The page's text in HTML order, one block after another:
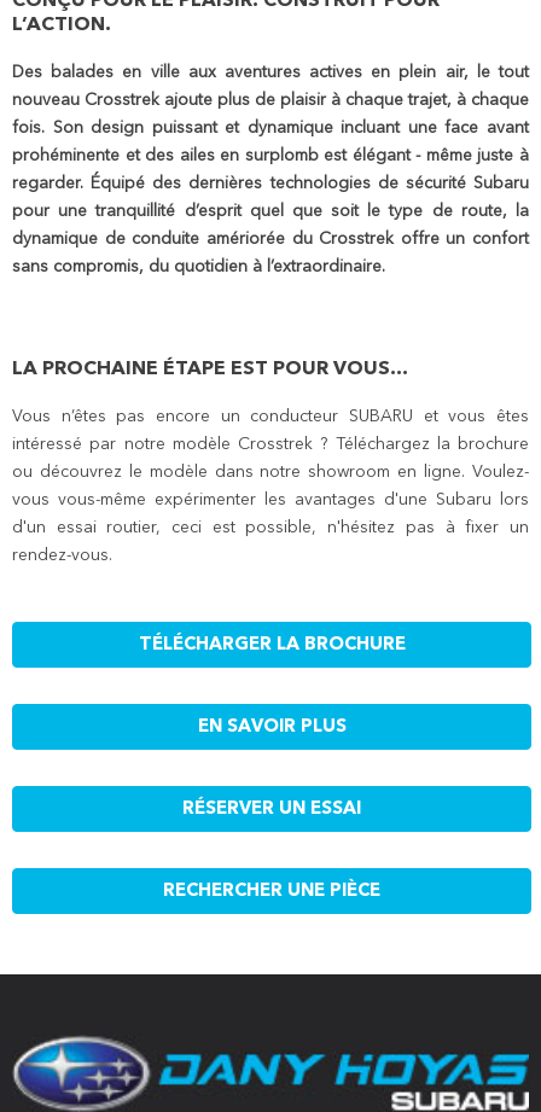
L’ACTION.
Des balades en ville aux aventures actives en plein air, le tout
nouveau Crosstrek ajoute plus de plaisir à chaque trajet, à chaque
fois. Son design puissant et dynamique incluant une face avant
prohéminente et des ailes en surplomb est élégant - même juste à
regarder. Équipé des dernières technologies de sécurité Subaru
pour une tranquillité d’esprit quel que soit le type de route, la
dynamique de conduite amériorée du Crosstrek offre un confort
sans compromis, du quotidien à l’extraordinaire.
LA PROCHAINE ÉTAPE EST POUR VOUS...
Vous n’êtes pas encore un conducteur SUBARU et vous êtes
intéressé par notre modèle Crosstrek ? Téléchargez la brochure
ou découvrez le modèle dans notre showroom en ligne. Voulez-
vous vous-même expérimenter les avantages d'une Subaru lors
d'un essai routier, ceci est possible, n'hésitez pas à fixer un
rendez-vous.
TÉLÉCHARGER LA BROCHURE
EN SAVOIR PLUS
RÉSERVER UN ESSAI
RECHERCHER UNE PIÈCE